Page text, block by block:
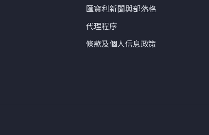
匯寶利新聞與部落格
代理程序
條款及個人信息政策